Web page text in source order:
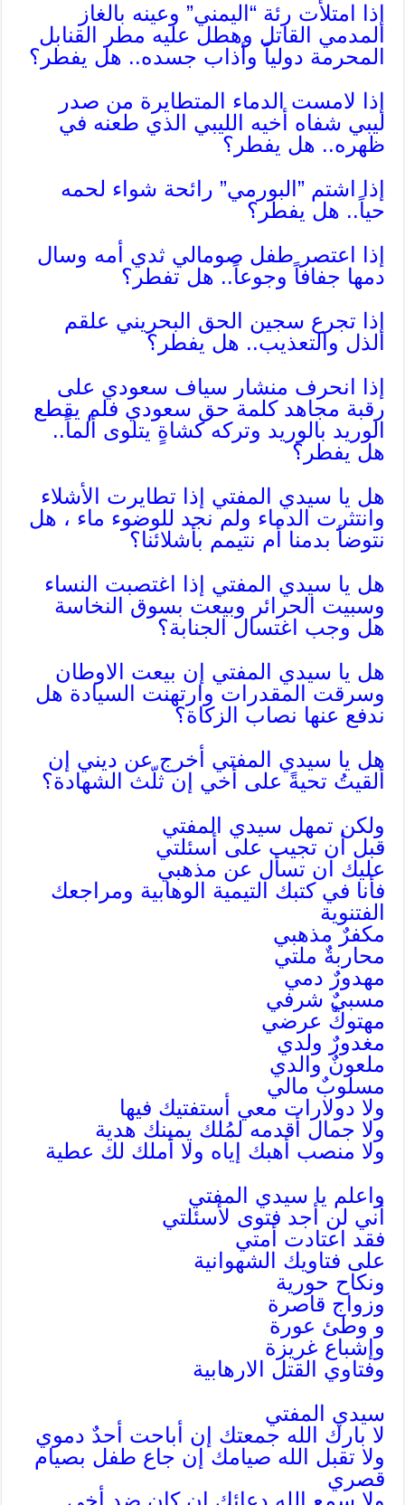
إذا امتلأت رئة “اليمني” وعينه بالغاز
المدمي القاتل وهطل عليه مطر القنابل
المحرمة دولياً وأذاب جسده.. هل يفطر؟
إذا لامست الدماء المتطايرة من صدر
ليبي شفاه أخيه الليبي الذي طعنه في
ظهره.. هل يفطر؟
إذا اشتم ”البورمي” رائحة شواء لحمه
حياً.. هل يفطر؟
إذا اعتصر طفل صومالي ثدي أمه وسال
دمها جفافاً وجوعاً.. هل تفطر؟
إذا تجرع سجين الحق البحريني علقم
الذل والتعذيب.. هل يفطر؟
إذا انحرف منشار سياف سعودي على
رقبة مجاهد كلمة حق سعودي فلم يقطع
الوريد بالوريد وتركه كشاةٍ يتلوى ألماً..
هل يفطر؟
هل يا سيدي المفتي إذا تطايرت الأشلاء
وانتثرت الدماء ولم نجد للوضوء ماء ، هل
نتوضأ بدمنا أم نتيمم بأشلائنا؟
هل يا سيدي المفتي إذا اغتصبت النساء
وسبيت الحرائر وبيعت بسوق النخاسة
هل وجب اغتسال الجنابة؟
هل يا سيدي المفتي إن بيعت الاوطان
وسرقت المقدرات وارتهنت السيادة هل
ندفع عنها نصاب الزكاة؟
هل يا سيدي المفتي أخرج عن ديني إن
ألقيتُ تحيةً على أخي إن ثلّث الشهادة؟
ولكن تمهل سيدي المفتي
قبل أن تجيب على أسئلتي
عليك ان تسأل عن مذهبي
فأنا في كتبك التيمية الوهابية ومراجعك
الفتنوية
مكفرٌ مذهبي
محاربةٌ ملتي
مهدورٌ دمي
مسبيٌ شرفي
مهتوكٌ عرضي
مغدورٌ ولدي
ملعونٌ والدي
مسلوبٌ مالي
ولا دولارات معي أستفتيك فيها
ولا جمال أقدمه لمُلك يمينك هدية
ولا منصب أهبك إياه ولا أملك لك عطية
واعلم يا سيدي المفتي
أني لن أجد فتوى لأسئلتي
فقد اعتادت أمتي
على فتاويك الشهوانية
ونكاح حورية
وزواج قاصرة
و وطئ عورة
وإشباع غريزة
وفتاوي القتل الارهابية
سيدي المفتي
لا بارك الله جمعتك إن أباحت أحدٌ دموي
ولا تقبل الله صيامك إن جاع طفل بصيام
قصري